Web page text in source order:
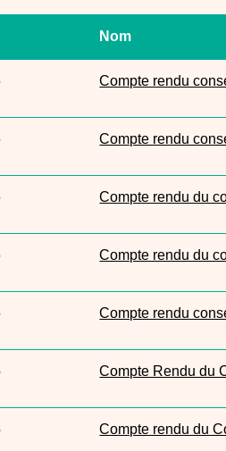
Nom
Compte rendu
Compte rendu
Compte rendu du
Compte rendu du
Compte rendu
Compte Rendu du
Compte rendu du